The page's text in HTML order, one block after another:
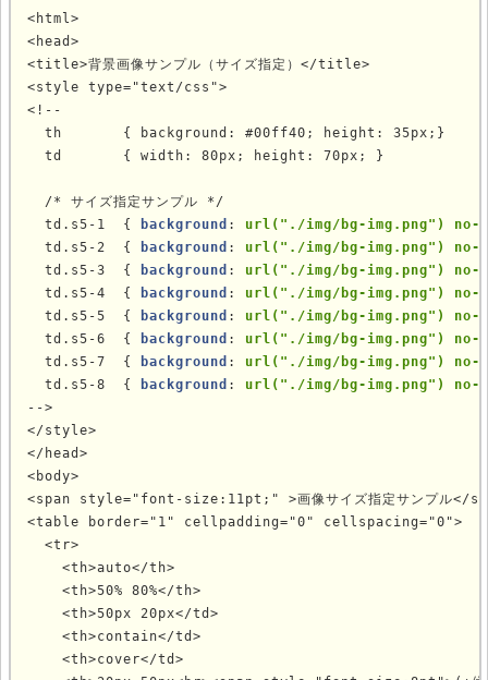
<html>
<head>
<title>背景画像サンプル（サイズ指定）</title>
<style type="text/css">
<!--
  th       { background: #00ff40; height: 35px;}
  td       { width: 80px; height: 70px; }
  /* サイズ指定サンプル */
  td.s5-1  {
background : url("./img/bg-img.png") no-
  td.s5-2  {
background : url("./img/bg-img.png") no-
  td.s5-3  {
background : url("./img/bg-img.png") no-
  td.s5-4  {
background : url("./img/bg-img.png") no-
  td.s5-5  {
background : url("./img/bg-img.png") no-
  td.s5-6  {
background : url("./img/bg-img.png") no-
  td.s5-7  {
background : url("./img/bg-img.png") no-
  td.s5-8  {
background : url("./img/bg-img.png") no-
-->
</style>
</head>
<body>
<span style="font-size:11pt;" >画像サイズ指定サンプル</
<table border="1" cellpadding="0" cellspacing="0">
  <tr>
    <th>auto</th>
    <th>50% 80%</th>
    <th>50px 20px</td>
    <th>contain</td>
    <th>cover</td>